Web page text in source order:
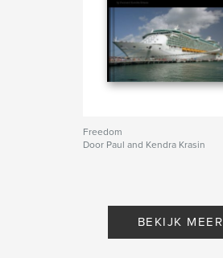
Freedom
Door Paul and Kendra Krasin
BEKIJK MEER